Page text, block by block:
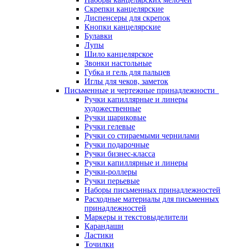
Скрепки канцелярские
Диспенсеры для скрепок
Кнопки канцелярские
Булавки
Лупы
Шило канцелярское
Звонки настольные
Губка и гель для пальцев
Иглы для чеков, заметок
Письменные и чертежные принадлежности
Ручки капиллярные и линеры
художественные
Ручки шариковые
Ручки гелевые
Ручки со стираемыми чернилами
Ручки подарочные
Ручки бизнес-класса
Ручки капиллярные и линеры
Ручки-роллеры
Ручки перьевые
Наборы письменных принадлежностей
Расходные материалы для письменных
принадлежностей
Маркеры и текстовыделители
Карандаши
Ластики
Точилки